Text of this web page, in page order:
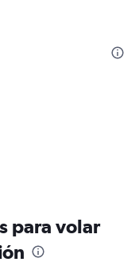
para volar